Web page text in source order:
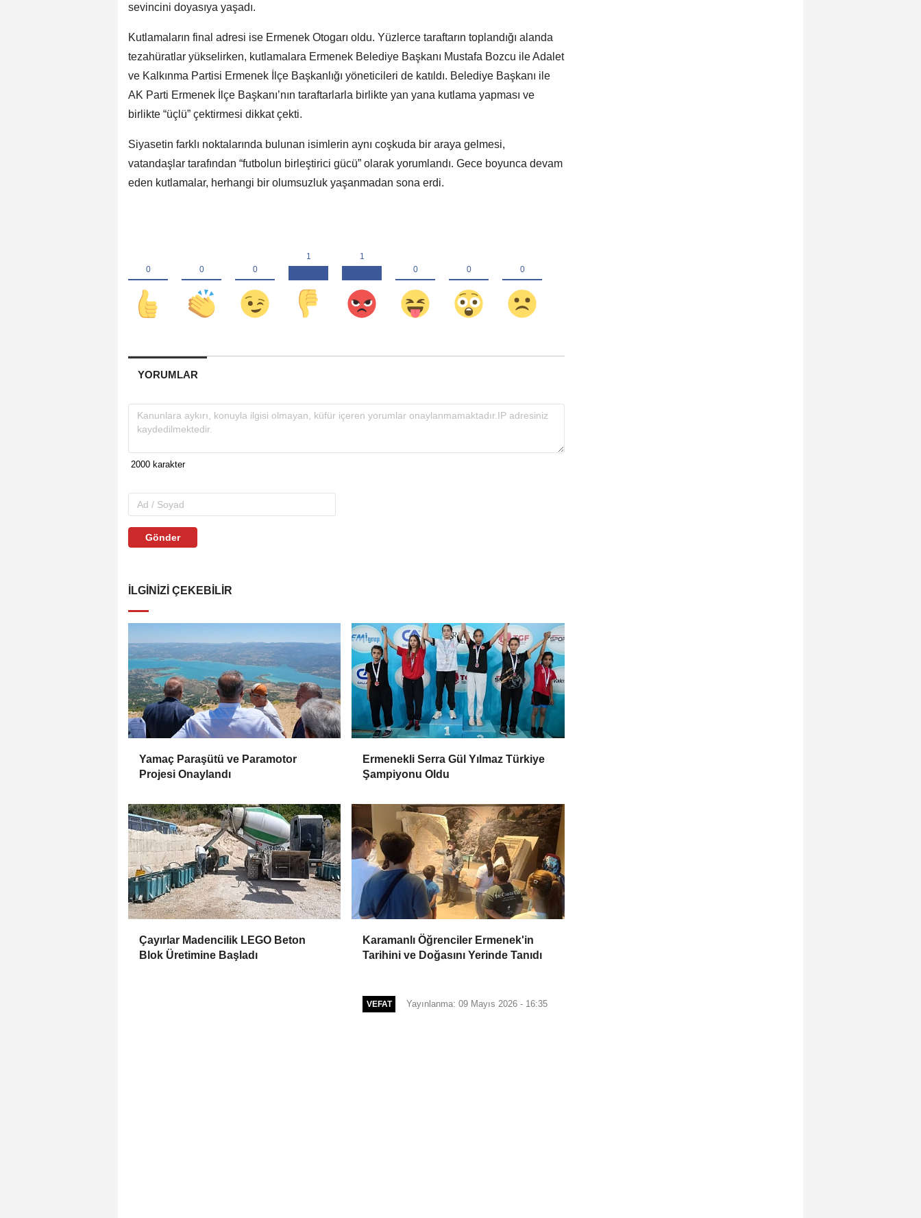
sevincini doyasıya yaşadı.
Kutlamaların final adresi ise Ermenek Otogarı oldu. Yüzlerce taraftarın toplandığı alanda
tezahüratlar yükselirken, kutlamalara Ermenek Belediye Başkanı Mustafa Bozcu ile Adalet
ve Kalkınma Partisi Ermenek İlçe Başkanlığı yöneticileri de katıldı. Belediye Başkanı ile
AK Parti Ermenek İlçe Başkanı’nın taraftarlarla birlikte yan yana kutlama yapması ve
birlikte “üçlü” çektirmesi dikkat çekti.
Siyasetin farklı noktalarında bulunan isimlerin aynı coşkuda bir araya gelmesi,
vatandaşlar tarafından “futbolun birleştirici gücü” olarak yorumlandı. Gece boyunca devam
eden kutlamalar, herhangi bir olumsuzluk yaşanmadan sona erdi.
YORUMLAR
Gönder
İLGINIZI ÇEKEBILIR
Yamaç Paraşütü ve Paramotor
Projesi Onaylandı
Ermenekli Serra Gül Yılmaz Türkiye
Şampiyonu Oldu
Çayırlar Madencilik LEGO Beton
Blok Üretimine Başladı
Karamanlı Öğrenciler Ermenek'in
Tarihini ve Doğasını Yerinde Tanıdı
VEFAT Yayınlanma: 09 Mayıs 2026 - 16:35